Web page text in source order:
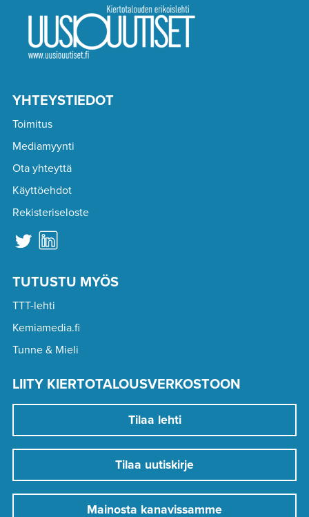
YHTEYSTIEDOT
Toimitus
Mediamyynti
Ota yhteyttä
Käyttöehdot
Rekisteriseloste
TUTUSTU MYÖS
TTT-lehti
Kemiamedia.fi
Tunne & Mieli
LIITY KIERTOTALOUSVERKOSTOON
Tilaa lehti
Tilaa uutiskirje
Mainosta kanavissamme